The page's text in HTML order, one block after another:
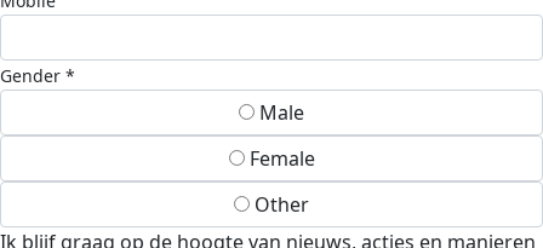
Gender *
Male
Female
Other
Ik blijf graag op de hoogte van nieuws, acties en manieren